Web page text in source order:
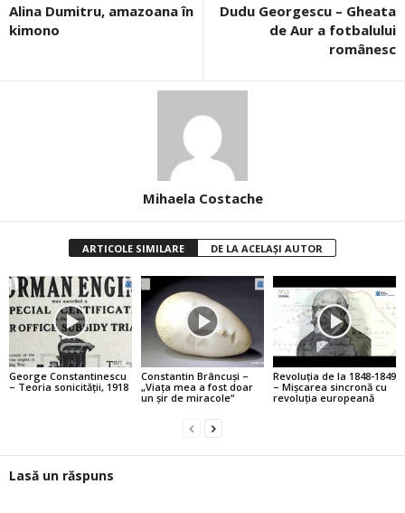
Alina Dumitru, amazoana în
kimono
Dudu Georgescu – Gheata
de Aur a fotbalului
românesc
Mihaela Costache
ARTICOLE SIMILARE DE LA ACELAȘI AUTOR
George Constantinescu
– Teoria sonicităţii, 1918
Constantin Brâncuşi –
„Viaţa mea a fost doar
un şir de miracole“
Revoluţia de la 1848-1849
– Mişcarea sincronă cu
revoluţia europeană
Lasă un răspuns